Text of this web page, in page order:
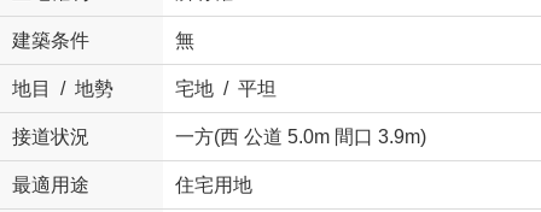
建築条件 無
地目 / 地勢 宅地 / 平坦
接道状況 一方(西 公道 5.0m 間口 3.9m)
最適用途 住宅用地